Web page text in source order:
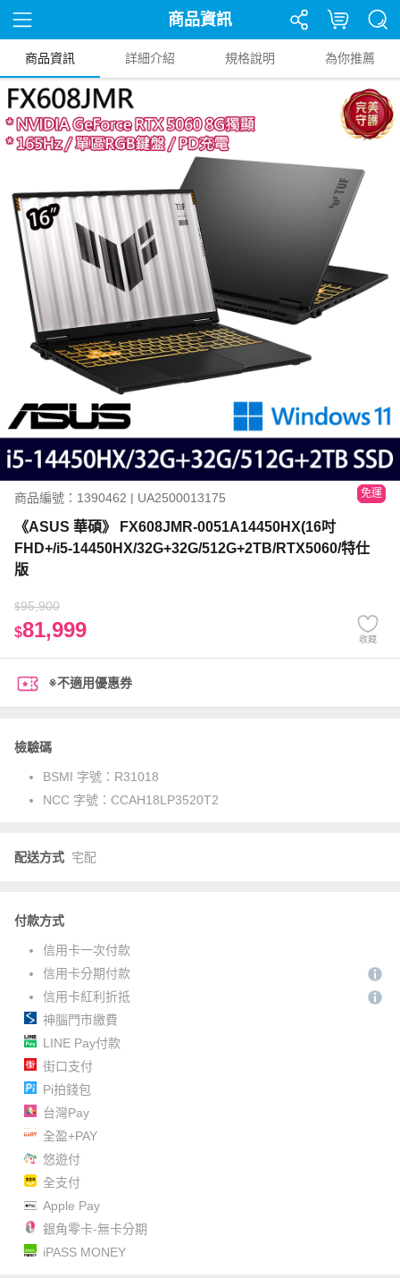
商品資訊
商品資訊 詳細介紹 規格說明 為你推薦
商品編號：1390462 | UA2500013175 免運
《ASUS 華碩》 FX608JMR-0051A14450HX(16吋
FHD+/i5-14450HX/32G+32G/512G+2TB/RTX5060/特仕
版
$95,900
$81,999 收藏
※不適用優惠券
檢驗碼
BSMI 字號： R31018
NCC 字號： CCAH18LP3520T2
配送方式 宅配
付款方式
信用卡一次付款
信用卡分期付款
信用卡紅利折抵
神腦門市繳費
LINE Pay付款
街口支付
Pi拍錢包
台灣Pay
全盈+PAY
悠遊付
全支付
Apple Pay
銀角零卡-無卡分期
iPASS MONEY